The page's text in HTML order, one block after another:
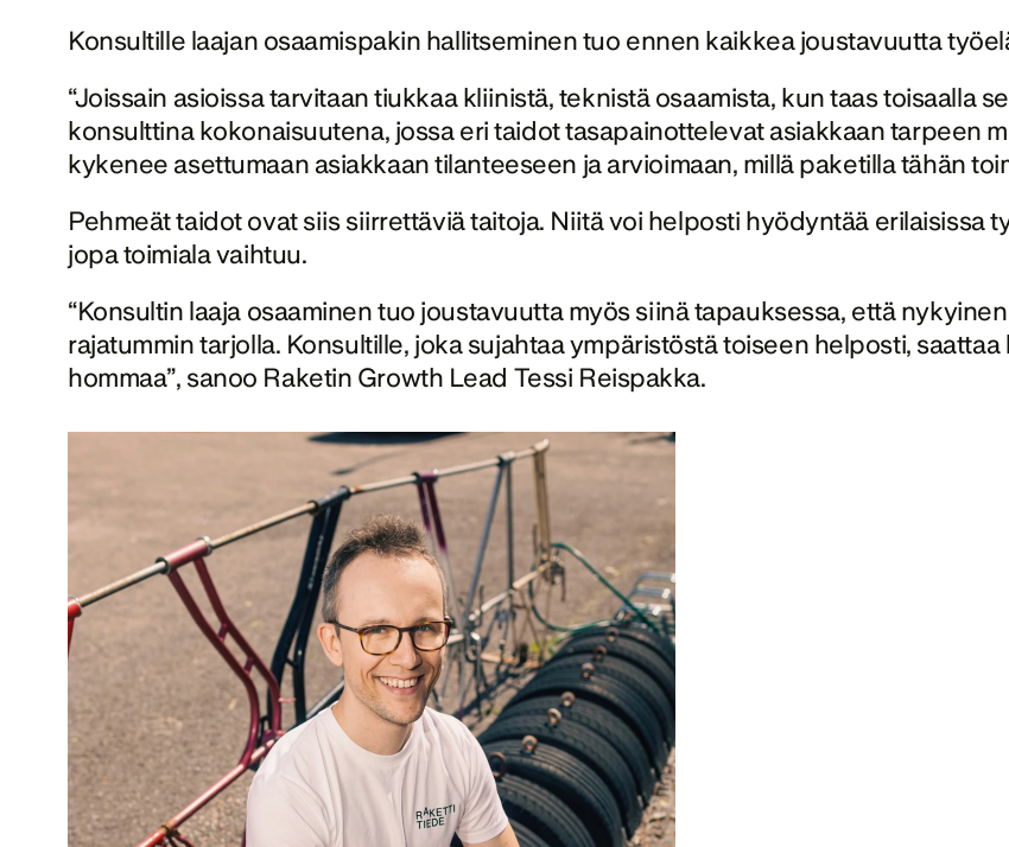
Konsultille laajan osaamispakin hallitseminen tuo ennen kaikkea joustavuutta
“Joissain asioissa tarvitaan tiukkaa kliinistä, teknistä osaamista, kun taas toisaalla
konsulttina kokonaisuutena, jossa eri taidot tasapainottelevat asiakkaan tarpeen
kykenee asettumaan asiakkaan tilanteeseen ja arvioimaan, millä paketilla tähän
Pehmeät taidot ovat siis siirrettäviä taitoja. Niitä voi helposti hyödyntää erilaisissa
jopa toimiala vaihtuu.
“Konsultin laaja osaaminen tuo joustavuutta myös siinä tapauksessa, että
rajatummin tarjolla. Konsultille, joka sujahtaa ympäristöstä toiseen helposti,
hommaa”, sanoo Raketin Growth Lead Tessi Reispakka.